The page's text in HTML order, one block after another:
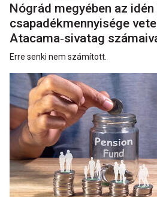
Nógrád megyében az
csapadékmennyisége
Atacama‑sivatag
Erre senki nem számított.